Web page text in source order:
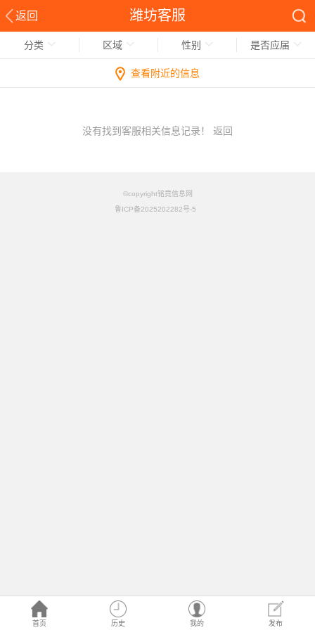
返回 潍坊客服
首页 历史 我的 发布
分类 区域 性别 是否应届
查看附近的信息
没有找到客服相关信息记录！ 返回
©copyright铭竟信息网
鲁ICP备2025202282号-5